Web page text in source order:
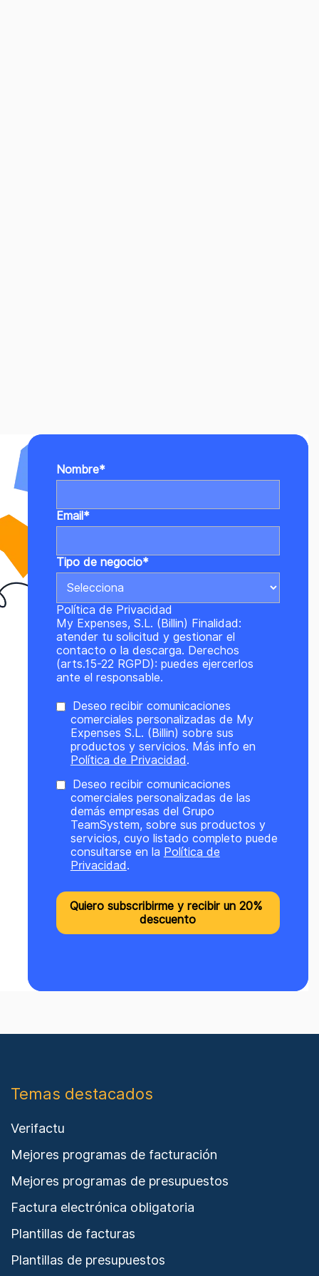
Nombre*
Email *
Tipo de negocio*
Política de Privacidad
My Expenses, S.L. (Billin) Finalidad:
atender tu solicitud y gestionar el
contacto o la descarga. Derechos
(arts.15-22 RGPD): puedes ejercerlos
ante el responsable.
Deseo recibir comunicaciones
comerciales personalizadas de My
Expenses S.L. (Billin) sobre sus
productos y servicios. Más info en
Política de Privacidad.
Deseo recibir comunicaciones
comerciales personalizadas de las
demás empresas del Grupo
TeamSystem, sobre sus productos y
servicios, cuyo listado completo puede
consultarse en la Política de
Privacidad.
Temas destacados
Verifactu
Mejores programas de facturación
Mejores programas de presupuestos
Factura electrónica obligatoria
Plantillas de facturas
Plantillas de presupuestos